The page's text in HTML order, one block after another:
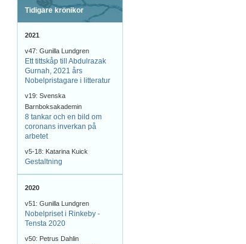
Tidigare krönikor
2021
v47: Gunilla Lundgren
Ett tittskåp till Abdulrazak
Gurnah, 2021 års
Nobelpristagare i litteratur
v19: Svenska
Barnboksakademin
8 tankar och en bild om
coronans inverkan på
arbetet
v5-18: Katarina Kuick
Gestaltning
2020
v51: Gunilla Lundgren
Nobelpriset i Rinkeby -
Tensta 2020
v50: Petrus Dahlin